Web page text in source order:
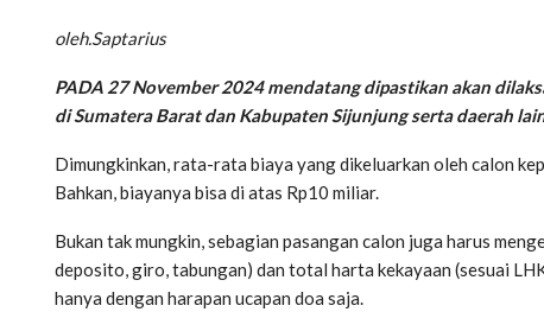
oleh.Saptarius
PADA 27 November 2024 mendatang dipastikan akan
di Sumatera Barat dan Kabupaten Sijunjung serta daerah
Dimungkinkan, rata-rata biaya yang dikeluarkan oleh calon
Bahkan, biayanya bisa di atas Rp10 miliar.
Bukan tak mungkin, sebagian pasangan calon juga harus
deposito, giro, tabungan) dan total harta kekayaan (sesuai
hanya dengan harapan ucapan doa saja.